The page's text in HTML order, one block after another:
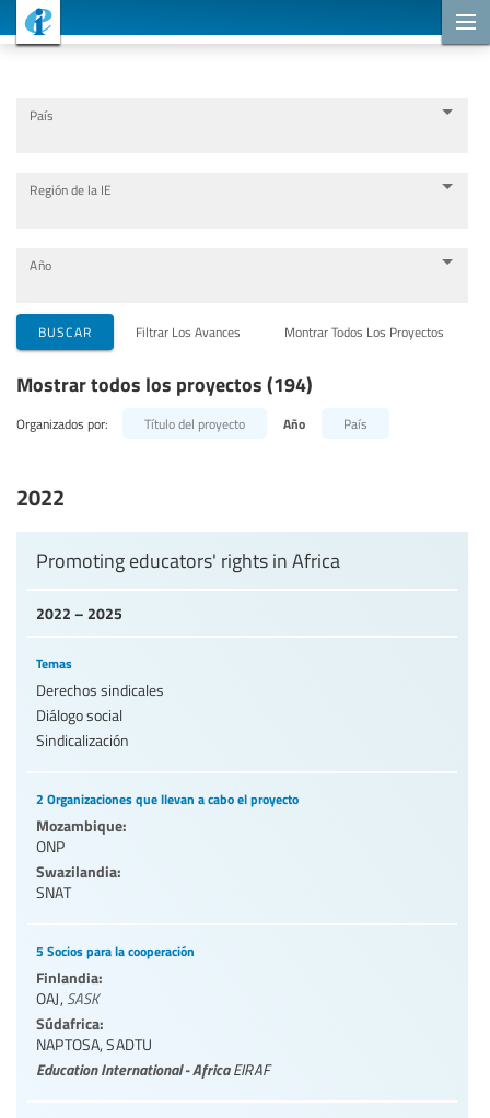
País
Región de la IE
Año
Organizaciones que llevan a cabo el proyecto
Socios para la cooperación
BUSCAR Filtrar Los Avances Montrar Todos Los Proyectos
Mostrar todos los proyectos (194)
Organizados por: Título del proyecto Año País
2022
2022 – 2025
Promoting educators' rights in Africa
Temas
Derechos sindicales
Diálogo social
Sindicalización
2 Organizaciones que llevan a cabo el proyecto
Mozambique:
ONP
Swazilandia:
SNAT
5 Socios para la cooperación
Finlandia:
OAJ, SASK
Súdafrica:
NAPTOSA,SADTU
Education International - AfricaEIRAF